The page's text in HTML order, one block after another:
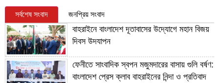
সর্বশেষ সংবাদ জনপ্রিয় সংবাদ
বাহরাইনে বাংলাদেশ দূতাবাসের উদ্যোগে মহান বিজয়
দিবস উদযাপন
ফেনীতে সাংবাদিক স্বপন মজুমদারের বাসায় গুলি বর্ষণ:
বাংলাদেশ প্রেস ক্লাব বাহরাইনের নিন্দা ও প্রতিবাদ